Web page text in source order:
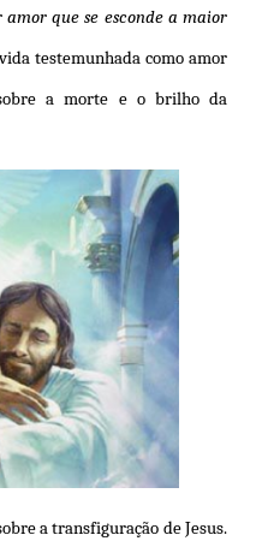
que se esconde a maior
testemunhada como amor
a morte e o brilho da
a transfiguração de Jesus.